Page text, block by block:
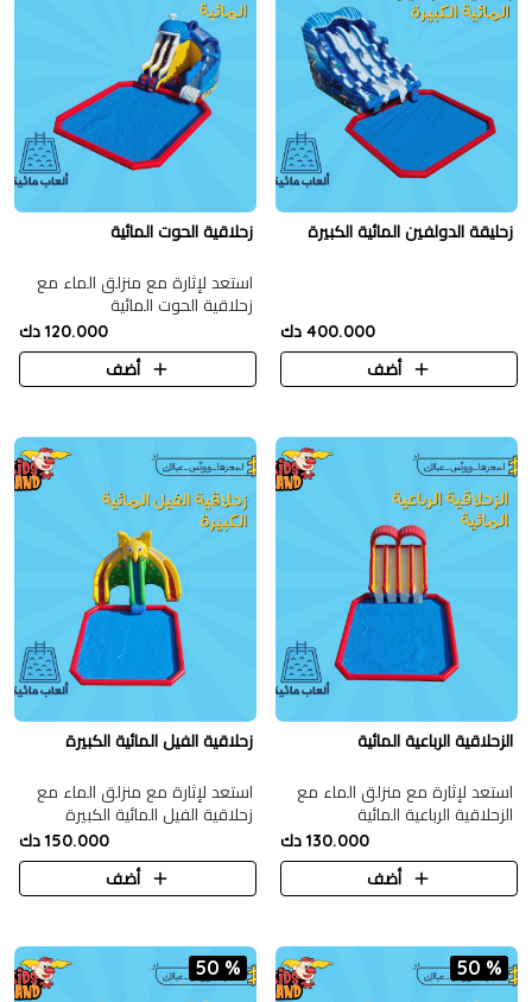
زحليقة الدولفين المائية الكبيرة
400.000 دك
أضف
زحلاقية الحوت المائية
استعد لإثارة مع منزلق الماء مع
زحلاقية الحوت المائية
120.000 دك
أضف
الزحلاقية الرباعية المائية
استعد لإثارة مع منزلق الماء مع
الزحلاقية الرباعية المائية
130.000 دك
أضف
زحلاقية الفيل المائية الكبيرة
استعد لإثارة مع منزلق الماء مع
زحلاقية الفيل المائية الكبيرة
150.000 دك
أضف
50 %
50 %